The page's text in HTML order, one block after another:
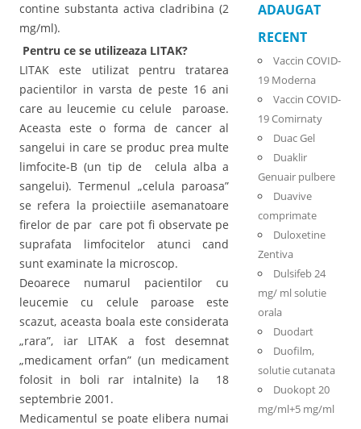
contine substanta activa cladribina (2
mg/ml).
Pentru ce se utilizeaza LITAK?
LITAK este utilizat pentru tratarea
pacientilor in varsta de peste 16 ani
care au leucemie cu celule paroase.
Aceasta este o forma de cancer al
sangelui in care se produc prea multe
limfocite-B (un tip de celula alba a
sangelui). Termenul „celula paroasa”
se refera la proiectiile asemanatoare
firelor de par care pot fi observate pe
suprafata limfocitelor atunci cand
sunt examinate la microscop.
Deoarece numarul pacientilor cu
leucemie cu celule paroase este
scazut, aceasta boala este considerata
„rara”, iar LITAK a fost desemnat
„medicament orfan” (un medicament
folosit in boli rar intalnite) la 18
septembrie 2001.
Medicamentul se poate elibera numai
ADAUGAT
RECENT
Vaccin COVID-
19 Moderna
Vaccin COVID-
19 Comirnaty
Duac Gel
Duaklir
Genuair pulbere
Duavive
comprimate
Duloxetine
Zentiva
Dulsifeb 24
mg/ ml solutie
orala
Duodart
Duofilm,
solutie cutanata
Duokopt 20
mg/ml+5 mg/ml